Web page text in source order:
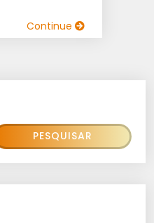
Continue
PESQUISAR